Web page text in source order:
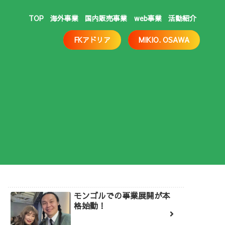
TOP 海外事業 国内販売事業 web事業 活動紹介
FKアドリア MIKIO. OSAWA
モンゴルでの事業展開が本
格始動！